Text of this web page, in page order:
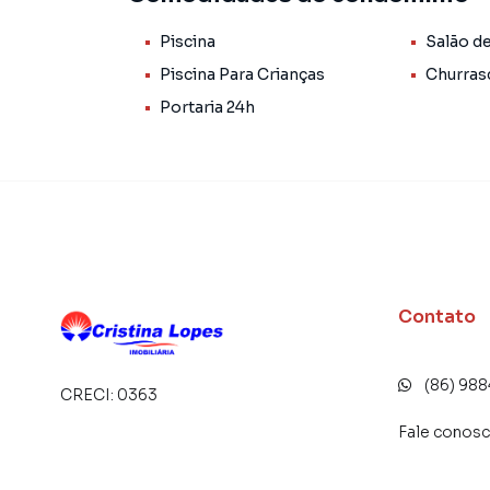
Apartamento para Venda em região
Negocie seu imóvel de forma totalmente
Imobiliária você consegue comprar ou alugar
com a praticidade de fazer tudo online,
soluções inovadoras para simplificar a
Piscina Salão
Piscina Para Crianças
Portaria 24h
CRECI: 0363
Contato
(86)
Fale